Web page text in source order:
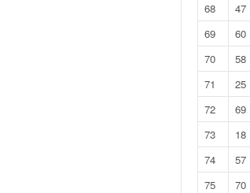
68
47
69
60
70
58
71
25
72
69
73
18
74
57
75
70